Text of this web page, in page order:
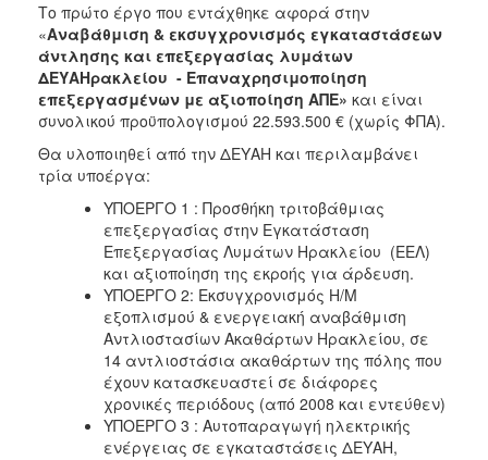
Το πρώτο έργο που εντάχθηκε αφορά στην
«Αναβάθμιση & εκσυγχρονισμός εγκαταστάσεων
άντλησης και επεξεργασίας λυμάτων
ΔΕΥΑΗρακλείου - Επαναχρησιμοποίηση
επεξεργασμένων με αξιοποίηση ΑΠΕ» και είναι
συνολικού προϋπολογισμού 22.593.500 € (χωρίς ΦΠΑ).
Θα υλοποιηθεί από την ΔΕΥΑΗ και περιλαμβάνει
τρία υποέργα:
ΥΠΟΕΡΓΟ 1 : Προσθήκη τριτοβάθμιας
επεξεργασίας στην Εγκατάσταση
Επεξεργασίας Λυμάτων Ηρακλείου (ΕΕΛ)
και αξιοποίηση της εκροής για άρδευση.
ΥΠΟΕΡΓΟ 2: Εκσυγχρονισμός Η/Μ
εξοπλισμού & ενεργειακή αναβάθμιση
Αντλιοστασίων Ακαθάρτων Ηρακλείου, σε
14 αντλιοστάσια ακαθάρτων της πόλης που
έχουν κατασκευαστεί σε διάφορες
χρονικές περιόδους (από 2008 και εντεύθεν)
ΥΠΟΕΡΓΟ 3 : Αυτοπαραγωγή ηλεκτρικής
ενέργειας σε εγκαταστάσεις ΔΕΥΑΗ,